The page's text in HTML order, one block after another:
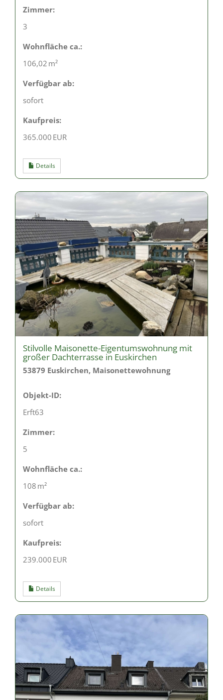
Zimmer:
3
Wohnfläche ca.:
106,02 m²
Verfügbar ab:
sofort
Kaufpreis:
365.000 EUR
Details
Stilvolle Maisonette-Eigentumswohnung mit
großer Dachterrasse in Euskirchen
53879 Euskirchen, Maisonettewohnung
Objekt-ID:
Erft63
Zimmer:
5
Wohnfläche ca.:
108 m²
Verfügbar ab:
sofort
Kaufpreis:
239.000 EUR
Details